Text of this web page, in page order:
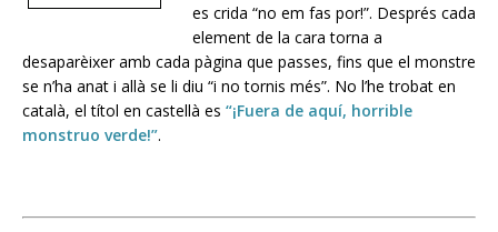
es crida “no em fas por!”. Després cada
element de la cara torna a
desaparèixer amb cada pàgina que passes, fins que el monstre
se n’ha anat i allà se li diu “i no tornis més”. No l’he trobat en
català, el títol en castellà es “¡Fuera de aquí, horrible
monstruo verde!”.